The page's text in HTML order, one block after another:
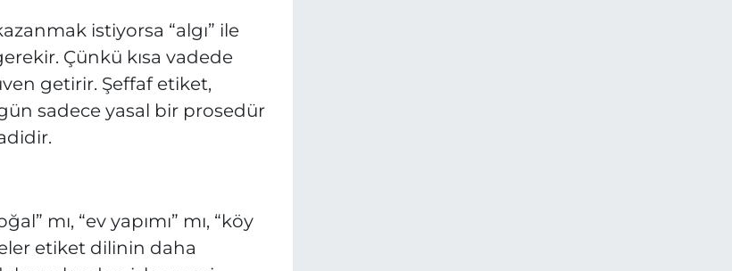
istiyorsa “algı” ile
Çünkü kısa vadede
getirir. Şeffaf etiket,
sadece yasal bir prosedür
mı, “ev yapımı” mı, “köy
etiket dilinin daha